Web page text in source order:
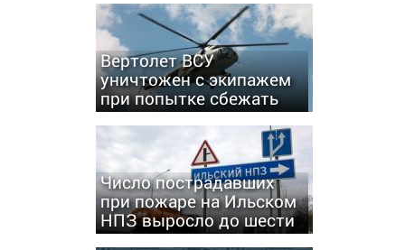
Вертолет ВСУ
уничтожен с экипажем
при попытке сбежать
Число пострадавших
при пожаре на Ильском
НПЗ выросло до шести